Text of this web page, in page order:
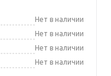
Нет в наличии
Нет в наличии
Нет в наличии
Нет в наличии